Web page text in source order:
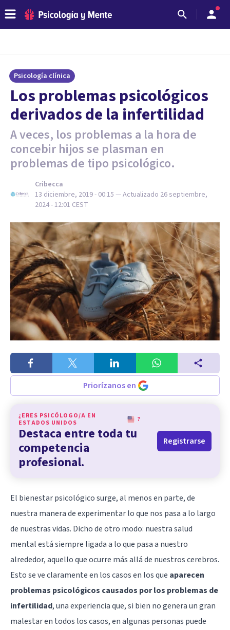
Psicología clínica
Los problemas psicológicos
derivados de la infertilidad
A veces, los problemas a la hora de
concebir hijos se plasman en
problemas de tipo psicológico.
Cribecca
13 diciembre, 2019 - 00:15 — Actualizado 26 septiembre,
2024 - 12:01 CEST
Priorízanos en
¿ERES PSICÓLOGO/A EN
ESTADOS UNIDOS
?
Destaca entre toda tu
competencia
profesional.
Registrarse
El bienestar psicológico surge, al menos en parte, de
nuestra manera de experimentar lo que nos pasa a lo largo
de nuestras vidas. Dicho de otro modo: nuestra salud
mental está siempre ligada a lo que pasa a nuestro
alrededor, aquello que ocurre más allá de nuestros cerebros.
Esto se ve claramente en los casos en los que aparecen
problemas psicológicos causados por los problemas de
infertilidad, una experiencia que, si bien no genera un gran
malestar en todos los casos, en algunas personas puede